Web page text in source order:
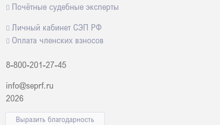
Почётные судебные эксперты
Личный кабинет СЭП РФ
Оплата членских взносов
8-800-201-27-45
info@seprf.ru
2026
Выразить благодарность